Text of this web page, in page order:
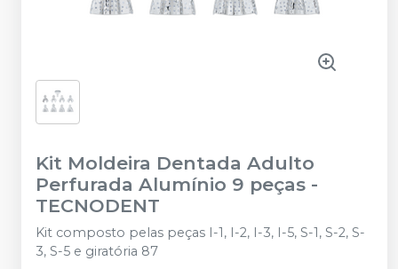
Kit Moldeira Dentada Adulto
Perfurada Alumínio 9 peças -
TECNODENT
Kit composto pelas peças I-1, I-2, I-3, I-5, S-1, S-2, S-
3, S-5 e giratória 87